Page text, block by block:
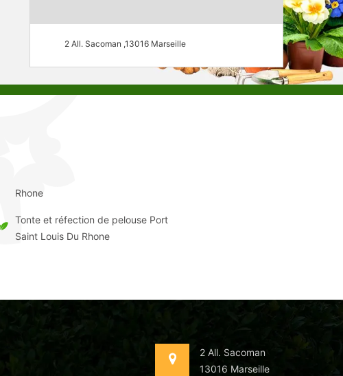
2 All. Sacoman ,13016 Marseille
Rhone
Tonte et réfection de pelouse Port
Saint Louis Du Rhone
2 All. Sacoman
13016 Marseille